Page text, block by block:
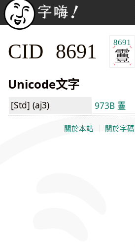
CID 8691 8691
Unicode文字
[Std] (aj3) 973B 霻
關於本站 關於字